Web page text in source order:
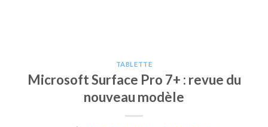
TABLETTE
Microsoft Surface Pro 7+ : revue du
nouveau modèle